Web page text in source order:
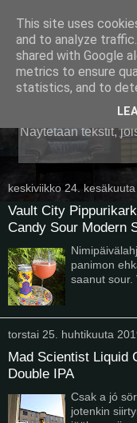
Pullollinen
Näytetään tekstit,
keskiviikko 24.
Vault City
Candy Sour Modern
panimon
saanut sour.
torstai 25. huhtikuuta
Mad Scientist Liquid
Double IPA
Csak a jó
jotenkin
This site uses
and to analyze
shared with Google
metrics to ensure
statistics, and to